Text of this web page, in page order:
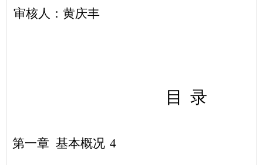
审核人：黄庆丰
目 录
第一章 基本概况 4